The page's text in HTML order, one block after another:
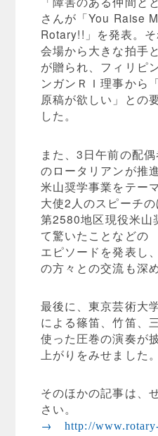
さんが「You Raise
Rotary!!」を発表。
会場から大きな拍手
が贈られ、フィリピ
ンガンＲＩ理事から
原稿が欲しい」との
した。
また、3日午前の配偶
のロータリアンが推
米山奨学事業をテーマ
大使2人のスピーチの
第2580地区現役米山
て驚いたことなどの
エピソードを発表し、
の方々との交流も深
最後に、東京芸術大
による篠笛、竹笛、
使った圧巻の演奏が
上がりをみせました。
そのほかの記事は、
さい。
→http://